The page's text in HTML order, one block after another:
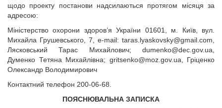
щодо проекту постанови надсилаються протягом місяця за
адресою:
Міністерство охорони здоров’я України 01601, м. Київ, вул.
Михайла Грушевського, 7, e-mail: taras.lyaskovsky@gmail.com
Лясковський Тарас Михайлович; dumenko@dec.gov.ua
Думенко Тетяна Михайлівна; gritsenko@moz.gov.ua , Гріценко
Олександр Володимирович
Контактний телефон 200-06-68.
ПОЯСНЮВАЛЬНА ЗАПИСКА